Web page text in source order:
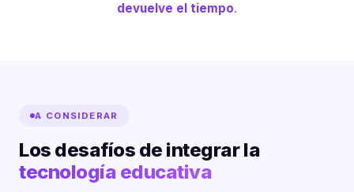
devuelve el tiempo.
A CONSIDERAR
Los desafíos de integrar la
tecnología educativa